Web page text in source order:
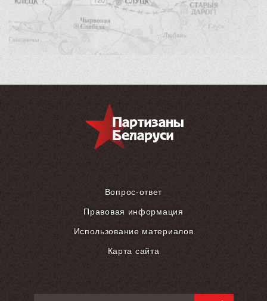
Вопрос-ответ
Правовая информация
Использование материалов
Карта сайта